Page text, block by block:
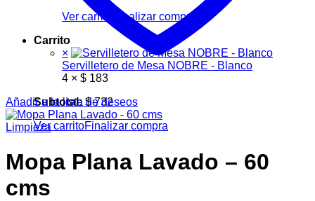
Ver carrito
Finalizar compra
Carrito
×
Servilletero de Mesa NOBRE - Blanco
4 × $ 183
Subtotal: $732
Ver carritoFinalizar compra
Añadir a la lista de deseos
Limpieza
Mopa Plana Lavado – 60
cms